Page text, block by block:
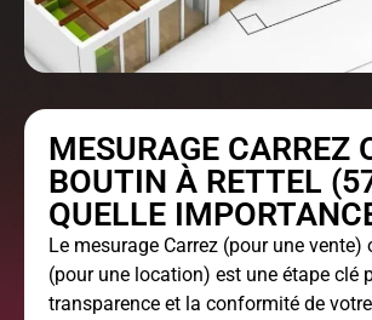
MESURAGE CARREZ
BOUTIN À RETTEL
QUELLE
Le mesurage Carrez (pour une vente)
(pour une location) est une étape clé
transparence et la conformité de